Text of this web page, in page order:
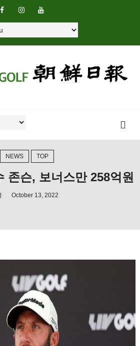
NEWS TOP
존슨, 보너스만 258억원
October 13, 2022